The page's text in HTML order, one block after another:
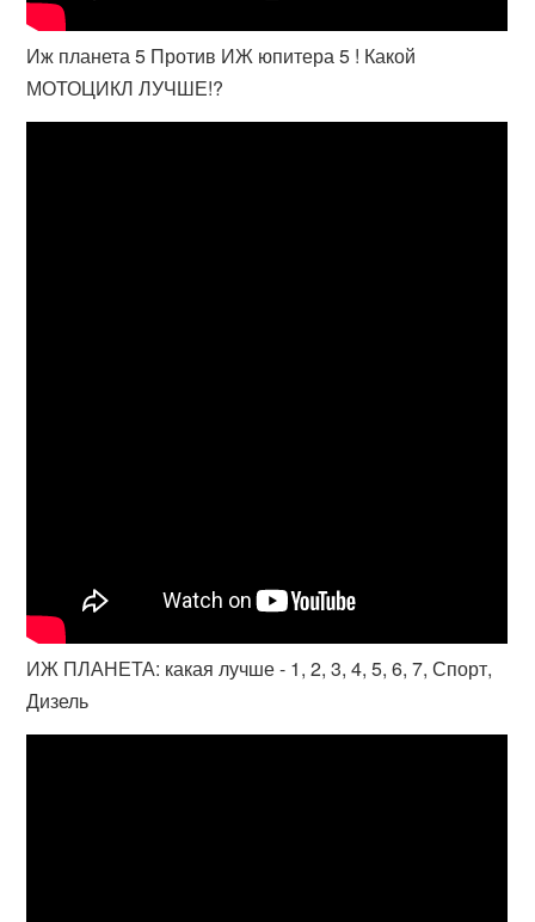
Иж планета 5 Против ИЖ юпитера 5 ! Какой
МОТОЦИКЛ ЛУЧШЕ!?
ИЖ ПЛАНЕТА: какая лучше - 1, 2, 3, 4, 5, 6, 7, Спорт,
Дизель